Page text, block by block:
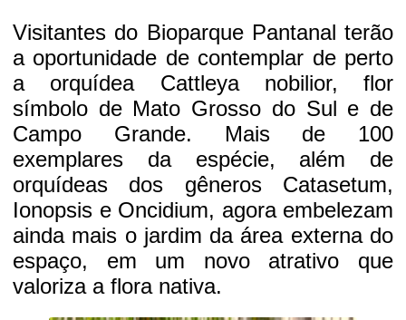
Visitantes do Bioparque Pantanal terão
a oportunidade de contemplar de perto
a orquídea Cattleya nobilior, flor
símbolo de Mato Grosso do Sul e de
Campo Grande. Mais de 100
exemplares da espécie, além de
orquídeas dos gêneros Catasetum,
Ionopsis e Oncidium, agora embelezam
ainda mais o jardim da área externa do
espaço, em um novo atrativo que
valoriza a flora nativa.